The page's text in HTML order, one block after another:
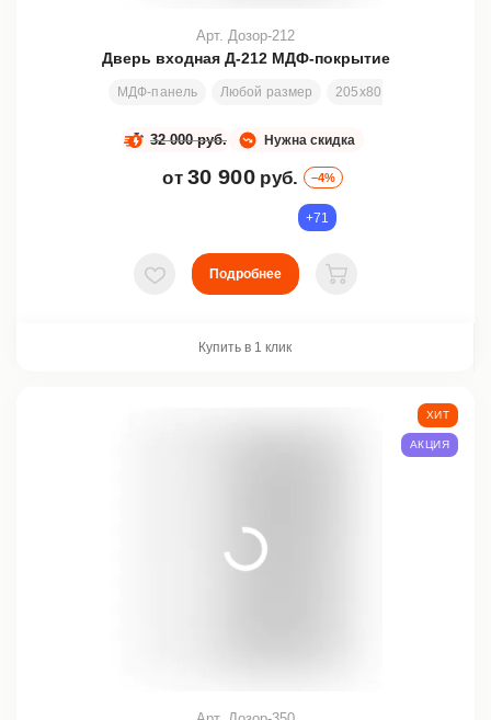
Дверь входная Д-212 МДФ-покрытие
МДФ-панель Любой размер 205х80 см
Арт. Дозор-212
Нужна скидка
32 000 руб.
от 30 900 руб. –4%
+71
В избранное
Подробнее
В корзину
Купить в 1 клик
ХИТ
АКЦИЯ